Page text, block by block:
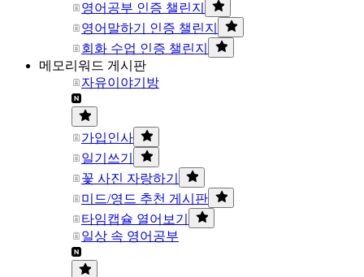
영어공부 인증 챌린지
영어말하기 인증 챌린지
회화 수업 인증 챌린지
메모리워드 게시판
자유이야기방
가입인사
일기쓰기
꽃 사진 자랑하기
미드/영드 추천 게시판
타임캡슐 열어보기
일상 속 영어공부